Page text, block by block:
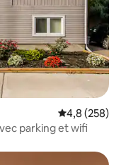
Évaluation
4,8 (258)
parking et wifi